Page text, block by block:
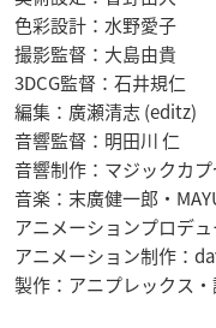
色彩設計：水野愛子
撮影監督：大島由貴
3DCG監督：石井規仁
編集：廣瀬清志 (editz)
音響監督：明田川 仁
音響制作：マジックカ
音楽：末廣健一郎・
アニメーションプロデ
アニメーション制作：
製作：アニプレックス